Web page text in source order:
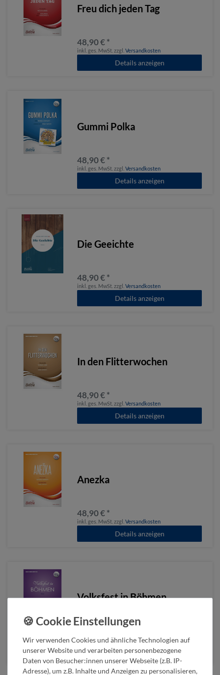
Freu dich jeden Tag
48,90 € *
inkl. ges. MwSt. zzgl.Versandkosten
Details anzeigen
Gummi Polka
48,90 € *
inkl. ges. MwSt. zzgl.Versandkosten
Details anzeigen
Die Geeichte
48,90 € *
inkl. ges. MwSt. zzgl.Versandkosten
Details anzeigen
In den Flitterwochen
48,90 € *
inkl. ges. MwSt. zzgl.Versandkosten
Details anzeigen
Anezka
48,90 € *
inkl. ges. MwSt. zzgl.Versandkosten
Details anzeigen
Volksfest in Böhmen
inkl. ges. MwSt.zzgl.Versandkosten
Details anzeigen
Wir verwenden Cookies und ähnliche Technologien auf
unserer Website und verarbeiten personenbezogene
Daten von Besucher:innen unserer Webseite (z.B. IP-
Adresse), um z.B. Inhalte und Anzeigen zu personalisieren,